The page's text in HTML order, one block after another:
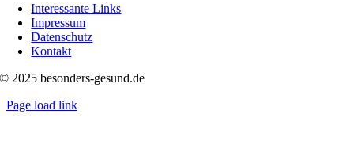
Interessante Links
Impressum
Datenschutz
Kontakt
© 2025 besonders-gesund.de
Page load link